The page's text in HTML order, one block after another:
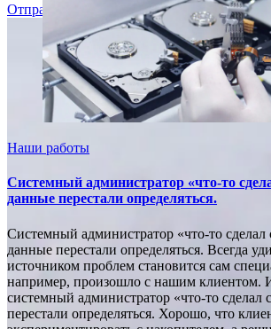
Отправить
Наши работы
Системный администратор «что-то
данные перестали определяться.
Системный администратор «что-то сделал
данные перестали определяться. Всегда
источником проблем становится сам
например, произошло с нашим клиентом.
системный администратор «что-то сделал
перестали определяться. Хорошо, что